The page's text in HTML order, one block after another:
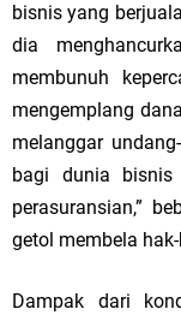
bisnis yang
dia
membunuh
mengemplang
melanggar
bagi dunia bisnis
perasuransian,”
getol membela
Dampak dari